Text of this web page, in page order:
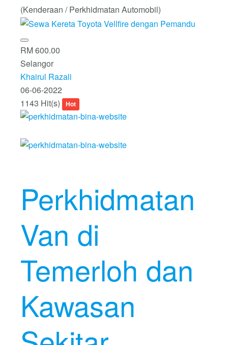
(Kenderaan / Perkhidmatan Automobil)
RM 600.00
Selangor
Khairul Razali
06-06-2022
1143 Hit(s)
Hot
Perkhidmatan
Van di
Temerloh dan
Kawasan